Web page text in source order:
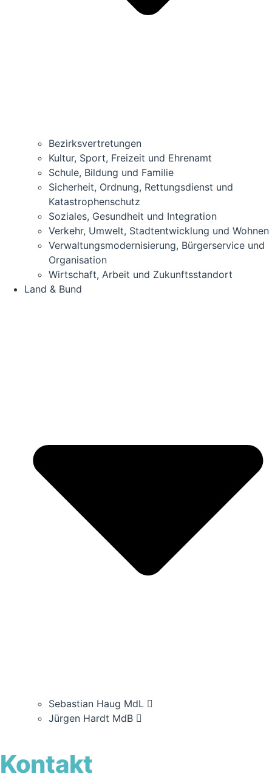
Bezirks­vertretungen
Kul­tur, Sport, Frei­zeit und Ehrenamt
Schu­le, Bil­dung und Familie
Sicher­heit, Ord­nung, Ret­tungs­dienst und
Katastrophenschutz
Sozia­les, Gesund­heit und Integration
Ver­kehr, Umwelt, Stadt­ent­wick­lung und Wohnen
Ver­wal­tungs­mo­der­ni­sie­rung, Bür­ger­ser­vice und
Organisation
Wirt­schaft, Arbeit und Zukunftsstandort
Land & Bund
Sebas­ti­an Haug MdL
Jür­gen Hardt MdB
Kon­takt